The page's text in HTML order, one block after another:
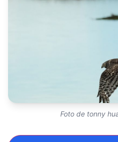
Foto de tonny